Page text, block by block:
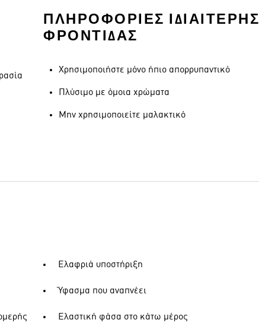
ΠΛΗΡΟΦΟΡΊΕΣ ΙΔΙΑΊΤΕΡΗΣ
ΦΡΟΝΤΊΔΑΣ
Χρησιμοποιήστε μόνο ήπιο απορρυπαντικό
Πλύσιμο με όμοια χρώματα
Μην χρησιμοποιείτε μαλακτικό
Ελαφριά υποστήριξη
Ύφασμα που αναπνέει
Ελαστική φάσα στο κάτω μέρος